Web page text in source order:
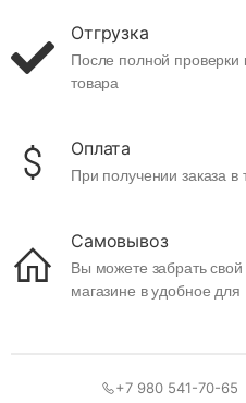
Отгрузка
После полной проверки
товара
Оплата
При получении заказа
Самовывоз
Вы можете забрать
магазине в удобное
+7 980 541-70-65